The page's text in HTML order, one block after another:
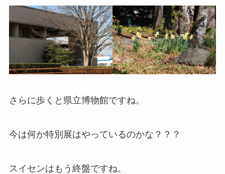
さらに歩くと県立博物館ですね。
今は何か特別展はやっているのかな？？？
スイセンはもう終盤ですね。